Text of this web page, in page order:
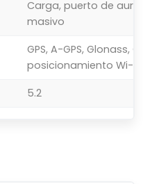
Carga, puerto de
masivo
GPS, A-GPS, Glonass,
posicionamiento Wi-Fi
5.2